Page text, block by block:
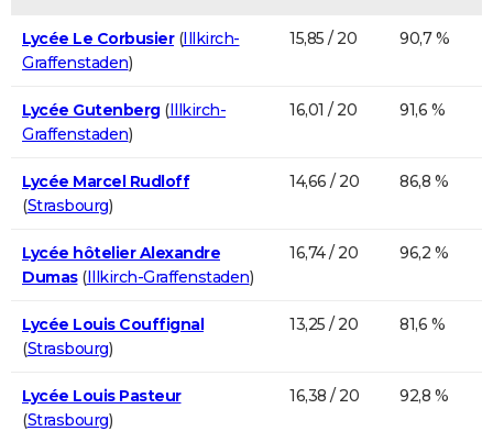
Lycée Le Corbusier(Illkirch-
Graffenstaden)
15,85 / 20 90,7 %
Lycée Gutenberg(Illkirch-
Graffenstaden)
16,01 / 20 91,6 %
Lycée Marcel Rudloff
(Strasbourg)
14,66 / 20 86,8 %
Lycée hôtelier Alexandre
Dumas(Illkirch-Graffenstaden)
16,74 / 20 96,2 %
Lycée Louis Couffignal
(Strasbourg)
13,25 / 20 81,6 %
Lycée Louis Pasteur
(Strasbourg)
16,38 / 20 92,8 %